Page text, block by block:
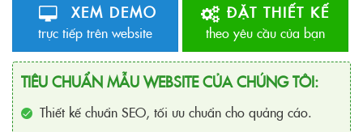
XEM DEMO
trực tiếp trên website
ĐẶT THIẾT KẾ
theo yêu cầu của bạn
TIÊU CHUẨN MẪU WEBSITE CỦA CHÚNG TÔI:
Thiết kế chuẩn SEO, tối ưu chuẩn cho quảng cáo.